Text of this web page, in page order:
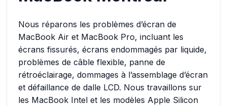
Nous réparons les problèmes d’écran de
MacBook Air et MacBook Pro, incluant les
écrans fissurés, écrans endommagés par liquide,
problèmes de câble flexible, panne de
rétroéclairage, dommages à l’assemblage d’écran
et défaillance de dalle LCD. Nous travaillons sur
les MacBook Intel et les modèles Apple Silicon